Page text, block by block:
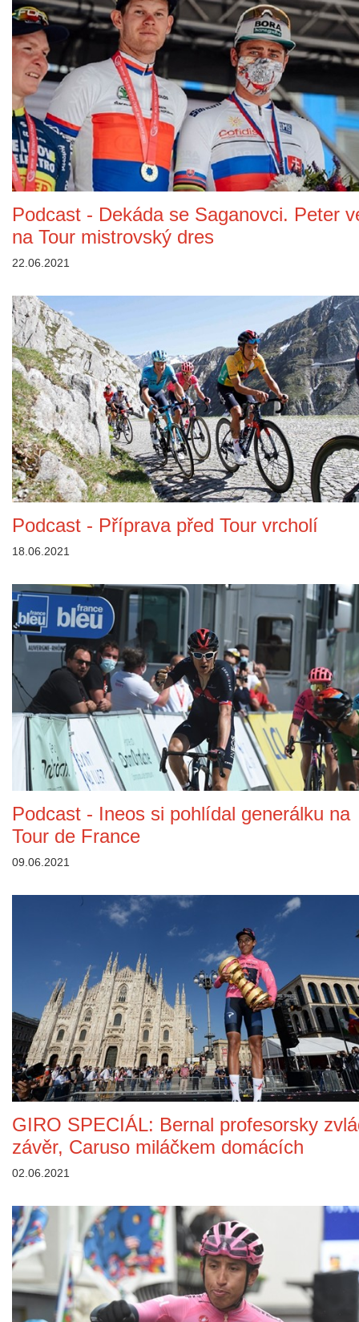
Podcast - Dekáda se Saganovci. Peter
na Tour mistrovský dres
22.06.2021
Podcast - Příprava před Tour vrcholí
18.06.2021
Podcast - Ineos si pohlídal generálku na
Tour de France
09.06.2021
GIRO SPECIÁL: Bernal profesorsky
závěr, Caruso miláčkem domácích
02.06.2021